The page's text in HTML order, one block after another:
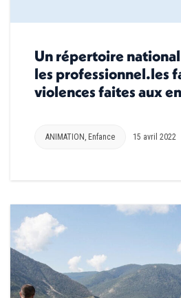
Un répertoire
les professionnel.les
violences faites aux
ANIMATION Enfance 15 avril 2022